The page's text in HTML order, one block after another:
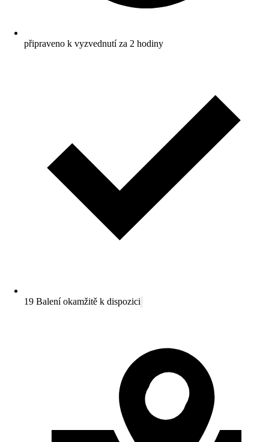
připraveno k vyzvednutí za 2 hodiny
19 Balení okamžitě k dispozici